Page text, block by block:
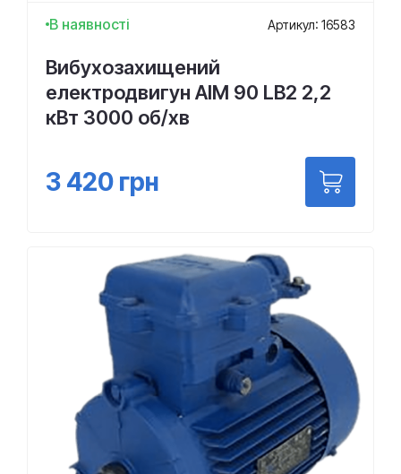
В наявності Артикул: 16583
Вибухозахищений
електродвигун АІМ 90 LВ2 2,2
кВт 3000 об/хв
3 420 грн